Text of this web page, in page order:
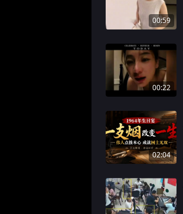
00:59
00:22
02:04